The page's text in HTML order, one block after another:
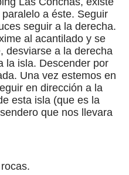
a éste. Seguir
seguir a la derecha.
al acantilado y se
desviarse a la derecha
la isla. Descender por
Una vez estemos en
en dirección a la
esta isla (que es la
que nos llevara